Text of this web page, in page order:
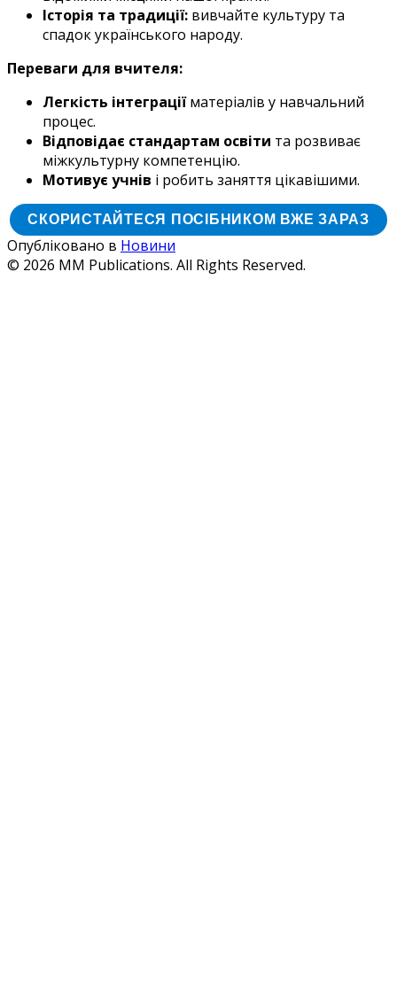
Історія та традиції: вивчайте культуру та
спадок українського народу.
Переваги для вчителя:
Легкість інтеграціїматеріалів у навчальний
процес.
Відповідає стандартам освіти та розвиває
міжкультурну компетенцію.
Мотивує учнів і робить заняття цікавішими.
CКОРИСТАЙТЕСЯ ПОСІБНИКОМ ВЖЕ ЗАРАЗ
Опубліковано в Новини
© 2026 MM Publications. All Rights Reserved.